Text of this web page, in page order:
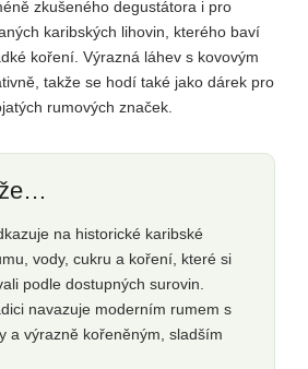
zkušeného degustátora i pro
karibských lihovin, kterého baví
koření. Výrazná láhev s kovovým
takže se hodí také jako dárek pro
rumových značek.
na historické karibské
vody, cukru a koření, které si
podle dostupných surovin.
navazuje moderním rumem s
a výrazně kořeněným, sladším